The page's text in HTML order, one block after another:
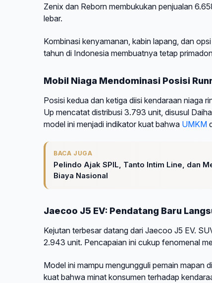
Zenix dan Reborn membukukan penjualan
lebar.
Kombinasi kenyamanan, kabin lapang, dan
tahun di Indonesia membuatnya tetap
Mobil Niaga Mendominasi Posisi
Posisi kedua dan ketiga diisi kendaraan niaga
Up mencatat distribusi 3.793 unit, disusul
model ini menjadi indikator kuat bahwa UMKM
BACA JUGA
Pelindo Ajak SPIL, Tanto Intim Line, dan
Biaya Nasional
Jaecoo J5 EV: Pendatang Baru
Kejutan terbesar datang dari Jaecoo J5 EV.
2.943 unit. Pencapaian ini cukup fenomenal
Model ini mampu mengungguli pemain mapan
kuat bahwa minat konsumen terhadap